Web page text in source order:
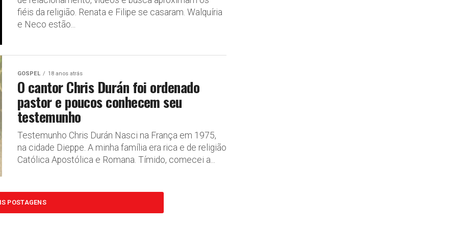
fiéis da religião. Renata e Filipe se casaram. Walquíria
e Neco estão...
GOSPEL 18 anos atrás
O cantor Chris Durán foi ordenado
pastor e poucos conhecem seu
testemunho
Testemunho Chris Durán Nasci na França em 1975,
na cidade Dieppe. A minha família era rica e de religião
Católica Apostólica e Romana. Tímido, comecei a...
POSTAGENS